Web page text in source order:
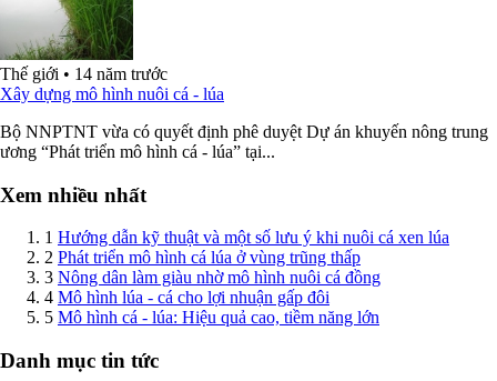
Thế giới • 14 năm trước
Xây dựng mô hình nuôi cá - lúa
Bộ NNPTNT vừa có quyết định phê duyệt Dự án khuyến nông trung
ương “Phát triển mô hình cá - lúa” tại...
Xem nhiều nhất
1 Hướng dẫn kỹ thuật và một số lưu ý khi nuôi cá xen lúa
2 Phát triển mô hình cá lúa ở vùng trũng thấp
3 Nông dân làm giàu nhờ mô hình nuôi cá đồng
4 Mô hình lúa - cá cho lợi nhuận gấp đôi
5 Mô hình cá - lúa: Hiệu quả cao, tiềm năng lớn
Danh mục tin tức